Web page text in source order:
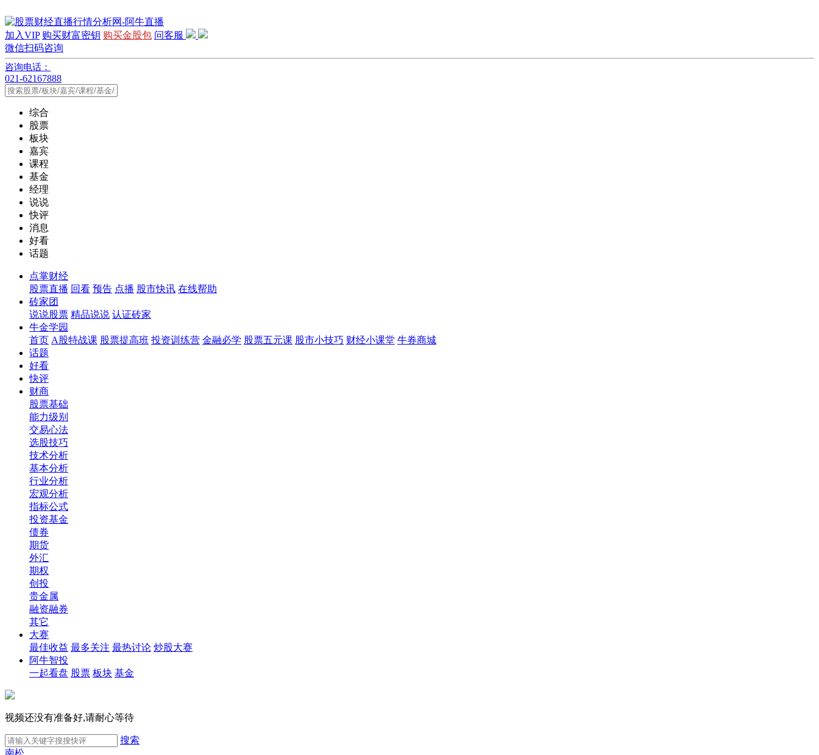
加入VIP 购买财富密钥 购买金股包 问客服
微信扫码咨询
咨询电话：
021-62167888
综合
股票
板块
嘉宾
课程
基金
经理
说说
快评
消息
好看
话题
点掌财经
股票直播 回看 预告 点播 股市快讯 在线帮助
砖家团
说说股票 精品说说 认证砖家
牛金学园
首页 A股特战课 股票提高班 投资训练营 金融必学 股票五元课 股市小技巧 财经小课堂 牛券商城
话题
好看
快评
财商
股票基础
能力级别
交易心法
选股技巧
技术分析
基本分析
行业分析
宏观分析
指标公式
投资基金
债券
期货
外汇
期权
创投
贵金属
融资融券
其它
大赛
最佳收益 最多关注 最热讨论 炒股大赛
阿牛智投
一起看盘 股票 板块 基金
视频还没有准备好,请耐心等待
搜索
南松